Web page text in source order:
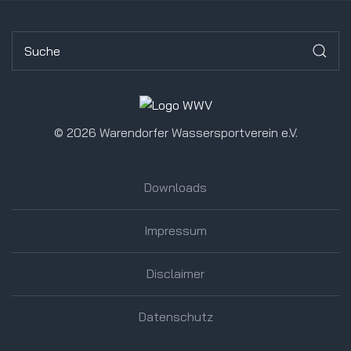
© 2026 Warendorfer Wassersportverein e.V.
Downloads
Impressum
Disclaimer
Datenschutz